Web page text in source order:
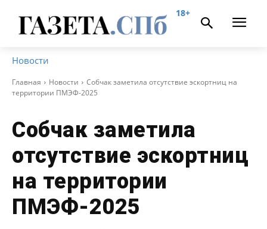
18+
Новости
Главная Новости
Собчак заметила отсутствие эскортниц на
территории ПМЭФ-2025
Собчак заметила
отсутствие эскортниц
на территории
ПМЭФ-2025